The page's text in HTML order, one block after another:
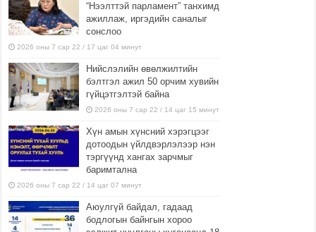
“Нээлттэй парламент” танхимд
ажиллаж, иргэдийн саналыг
сонслоо
2026 оны 7 сар 22 / 17 цаг 04 минут
Нийслэлийн өвөлжилтийн
бэлтгэл ажил 50 орчим хувийн
гүйцэтгэлтэй байна
2026 оны 7 сар 22 / 14 цаг 15 минут
Хүн амын хүнсний хэрэгцээг
дотоодын үйлдвэрлэлээр нэн
тэргүүнд хангах зарчмыг
баримтална
2026 оны 7 сар 22 / 14 цаг 07 минут
Аюулгүй байдал, гадаад
бодлогын байнгын хороо